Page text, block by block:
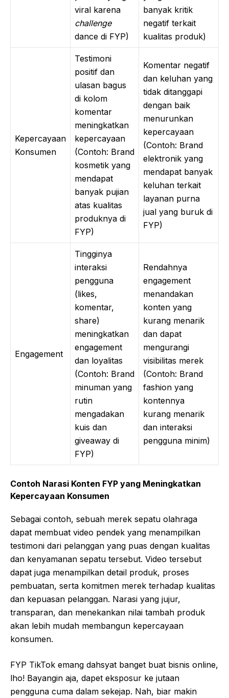
viral karena
challenge
dance di FYP)
banyak kritik
negatif terkait
kualitas produk)
Kepercayaan
Konsumen
Testimoni
positif dan
ulasan bagus
di kolom
komentar
meningkatkan
kepercayaan
(Contoh: Brand
kosmetik yang
mendapat
banyak pujian
atas kualitas
produknya di
FYP)
Komentar negatif
dan keluhan yang
tidak ditanggapi
dengan baik
menurunkan
kepercayaan
(Contoh: Brand
elektronik yang
mendapat banyak
keluhan terkait
layanan purna
jual yang buruk di
FYP)
Engagement
Tingginya
interaksi
pengguna
(likes,
komentar,
share)
meningkatkan
engagement
dan loyalitas
(Contoh: Brand
minuman yang
rutin
mengadakan
kuis dan
giveaway di
FYP)
Rendahnya
engagement
menandakan
konten yang
kurang menarik
dan dapat
mengurangi
visibilitas merek
(Contoh: Brand
fashion yang
kontennya
kurang menarik
dan interaksi
pengguna minim)
Contoh Narasi Konten FYP yang Meningkatkan
Kepercayaan Konsumen
Sebagai contoh, sebuah merek sepatu olahraga
dapat membuat video pendek yang menampilkan
testimoni dari pelanggan yang puas dengan kualitas
dan kenyamanan sepatu tersebut. Video tersebut
dapat juga menampilkan detail produk, proses
pembuatan, serta komitmen merek terhadap kualitas
dan kepuasan pelanggan. Narasi yang jujur,
transparan, dan menekankan nilai tambah produk
akan lebih mudah membangun kepercayaan
konsumen.
FYP TikTok emang dahsyat banget buat bisnis online,
lho! Bayangin aja, dapet eksposur ke jutaan
pengguna cuma dalam sekejap. Nah, biar makin